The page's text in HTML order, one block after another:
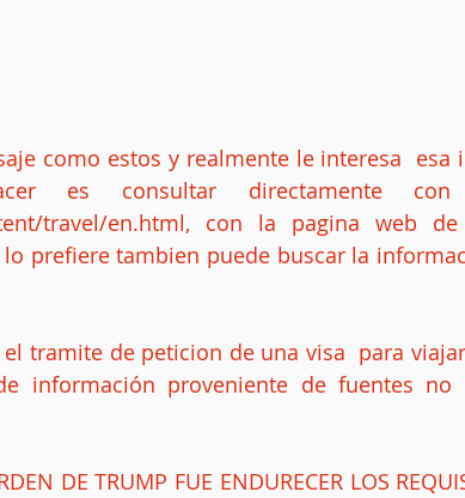
como estos y realmente le interesa  esa
es consultar directamente
travel/en.html, con la pagina web
prefiere tambien puede buscar la
tramite de peticion de una visa  para
información proveniente de fuentes no
DE TRUMP FUE ENDURECER LOS